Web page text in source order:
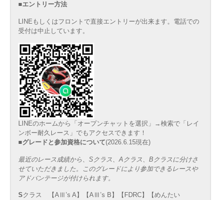
■エントリー方法
LINEもしくはフロントで直接エントリーが出来ます。電話での
受付は中止しています。
LINEのホームから「オープンチャットを選択」→検索で「レイ
ンボー耐久レース」でもアクセスできます！
■グレードと参加資格について(2026.6.15現在)
最近のレース成績から、Sクラス、Aクラス、Bクラスに分けさ
せていただきました。このグレードにより参加できるレースや
アドバンテージが付けられます。
Sクラス 【AⅢ’s A】【AⅢ’s B】【FDRC】【めんたい